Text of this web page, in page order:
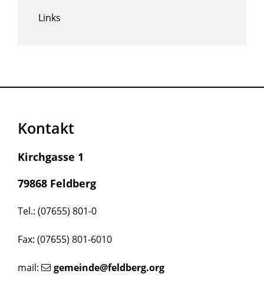
Links
Kontakt
Kirchgasse 1
79868 Feldberg
Tel.: (07655) 801-0
Fax: (07655) 801-6010
mail: gemeinde@feldberg.org